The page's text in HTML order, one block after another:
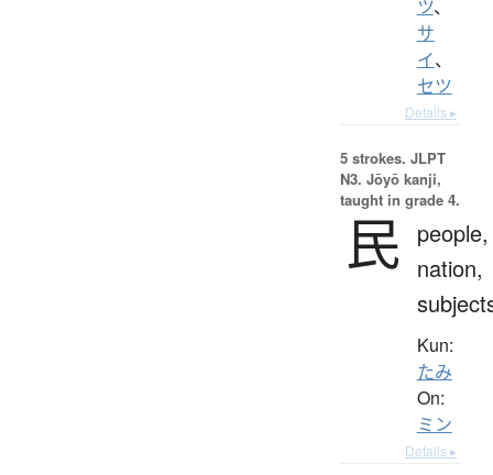
ツ、
サ
イ、
セツ
Details ▸
5 strokes. JLPT
N3. Jōyō kanji,
taught in grade 4.
民 people,
nation,
Kun:
たみ
On:
ミン
Details ▸